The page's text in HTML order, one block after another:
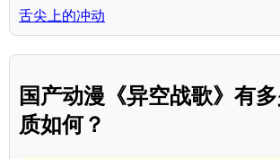
舌尖上的冲动
国产动漫《异空战歌》有
质如何？